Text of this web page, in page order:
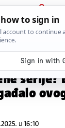
PRIJAVA
Show
neku
serije?
u 16:10